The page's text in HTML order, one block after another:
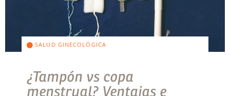
SALUD GINECOLÓGICA
¿Tampón vs copa
menstrual? Ventajas e